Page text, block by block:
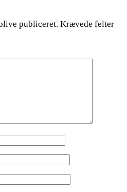
publiceret. Krævede felter